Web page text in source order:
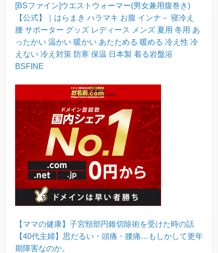
[BSファイン]ウエストウォーマー(男女兼用腹巻き)
【公式】｜はらまき ハラマキ お腹 インナ－ 寝冷え
腰 サポーター グッズ レディース メンズ 夏用 冬用 あ
ったかい 温かい 暖かい あたためる 暖める 冷え性 冷
えない 冷え対策 防寒 保温 日本製 着る岩盤浴
BSFINE
【ママの健康】子宮頸部円錐切除術を受けた時の話
【40代主婦】思だるい・頭痛・腰痛…もしかして更年
期障害なのか。